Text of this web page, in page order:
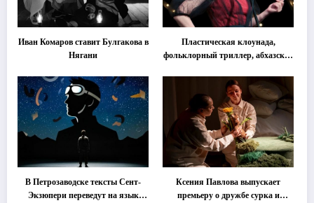
Иван Комаров ставит Булгакова в
Нягани
Пластическая клоунада,
фольклорный триллер, абхазская
втором этапе фестиваля
«Монокль»
В Петрозаводске тексты Сент-
Экзюпери переведут на язык
Ксения Павлова выпускает
премьеру о дружбе сурка и